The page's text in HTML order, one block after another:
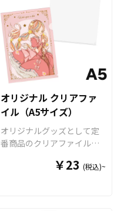
ーズンはもちろん、さまざ
まなシーンで活躍するアイ
テムです。本体のカラーは
全9色ご用意しておりますの
で、お客様のイメージやデ
ザインに合わせてお選びい
ただけます。 国内の自社工
場にて印刷いたしますの
で、短納期・小ロットでの
対応が可能です。グッズ制
作の専門スタッフがしっか
りサポートいたしますの
らお気軽にご相談くださ
オリジナル クリアファ
イル（A5サイズ）
オリジナルグッズとして定
番商品のクリアファイル。
トのクリアファイルは厚み
￥23 (税込)~